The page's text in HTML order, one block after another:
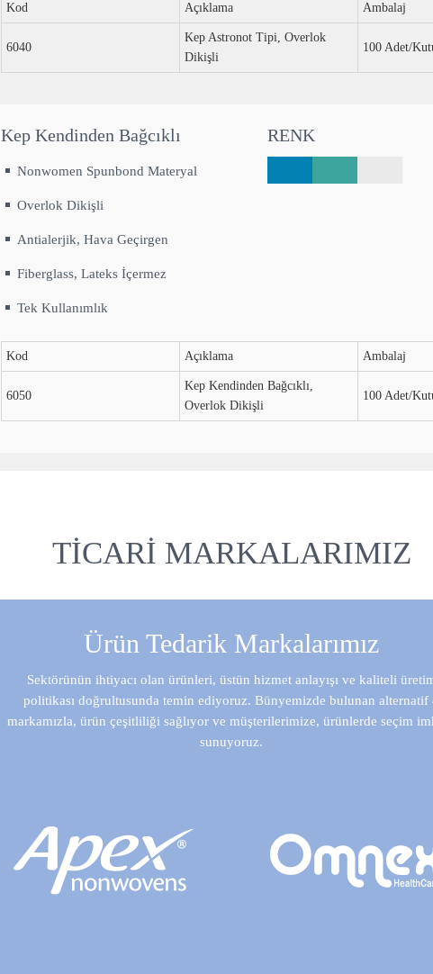
Kod Açıklama Ambalaj
6040
Kep Astronot Tipi, Overlok
Dikişli
100 Adet/
Kep Kendinden Bağcıklı
Nonwomen Spunbond Materyal
Overlok Dikişli
Antialerjik, Hava Geçirgen
Fiberglass, Lateks İçermez
Tek Kullanımlık
RENK
Kod Açıklama Ambalaj
6050
Kep Kendinden Bağcıklı,
Overlok Dikişli
100 Adet/
TICARI MARKALARIMIZ
Ürün Tedarik Markalarımız
Sektörünün ihtiyacı olan ürünleri, üstün hizmet anlayışı ve kaliteli
politikası doğrultusunda temin ediyoruz. Bünyemizde bulunan alternatif
markamızla, ürün çeşitliliği sağlıyor ve müşterilerimize, ürünlerde seçim
sunuyoruz.